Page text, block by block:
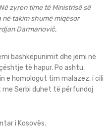
zyren time të Ministrisë së
takim shumë miqësor
Darmanovič,
bashkëpunimit dhe jemi në
të hapur. Po ashtu,
e homologut tim malazez, i cili
me Serbi duhet të përfundoj
i Kosovës.